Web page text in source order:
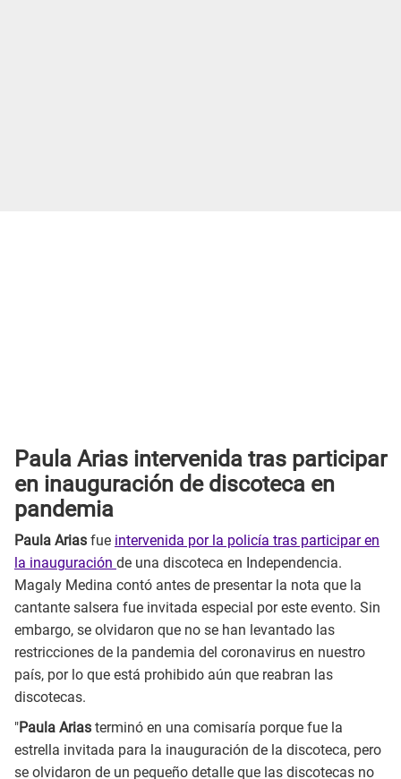
Paula Arias intervenida tras participar
en inauguración de discoteca en
pandemia
Paula Arias fue intervenida por la policía tras participar en
la inauguración de una discoteca en Independencia.
Magaly Medina contó antes de presentar la nota que la
cantante salsera fue invitada especial por este evento. Sin
embargo, se olvidaron que no se han levantado las
restricciones de la pandemia del coronavirus en nuestro
país, por lo que está prohibido aún que reabran las
discotecas.
"Paula Arias terminó en una comisaría porque fue la
estrella invitada para la inauguración de la discoteca, pero
se olvidaron de un pequeño detalle que las discotecas no